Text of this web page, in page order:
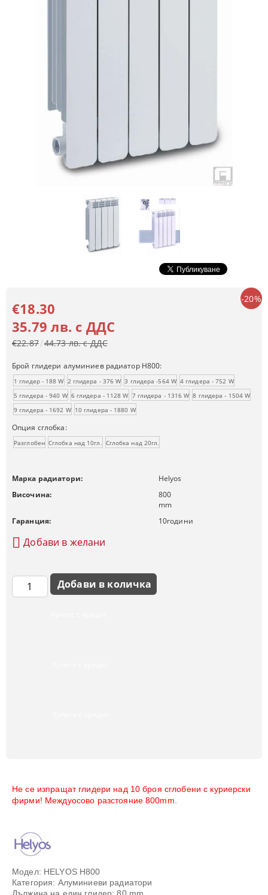
Не се изпращат глидери над 10 броя сглобени с куриерски
фирми! Междуосово разстояние 800mm.
Модел: HELYOS H800
Категория: Алуминиеви радиатори
-20%
€18.30
35.79 лв. с ДДС
€22.87 44.73 лв. с ДДС
Брой глидери алуминиев радиатор H800:
1 глидер - 188 W 2 глидера - 376 W 3 глидера -564 W 4 глидера - 752 W
5 глидера - 940 W 6 глидера - 1128 W 7 глидера - 1316 W 8 глидера - 1504 W
9 глидера - 1692 W 10 глидера - 1880 W
Опция сглобка:
Разглобен Сглобка над 10гл. Сглобка над 20гл.
Марка радиатори:
Helyos
Височина:
800
mm
Гаранция:
10години
Добави в желани